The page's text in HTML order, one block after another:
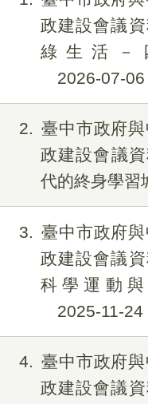
政建設會議
綠生活－
2026-07-06
2
臺中市政府
政建設會議
代的終身學習
3
臺中市政府
政建設會議
科學運動
2025-11-24
4
臺中市政府
政建設會議